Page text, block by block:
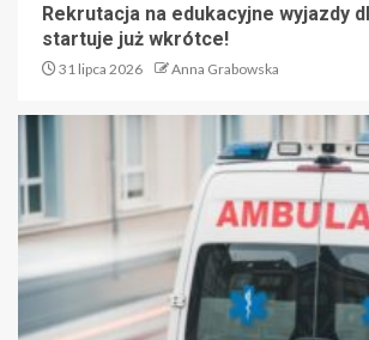
Rekrutacja na edukacyjne wyjazdy
startuje już wkrótce!
31 lipca 2026 Anna Grabowska